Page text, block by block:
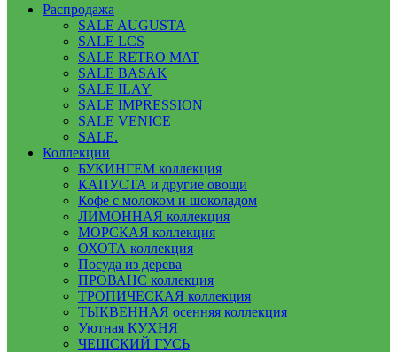
Распродажа
SALE AUGUSTA
SALE LCS
SALE RETRO MAT
SALE BASAK
SALE ILAY
SALE IMPRESSION
SALE VENICE
SALE.
Коллекции
БУКИНГЕМ коллекция
КАПУСТА и другие овощи
Кофе с молоком и шоколадом
ЛИМОННАЯ коллекция
МОРСКАЯ коллекция
ОХОТА коллекция
Посуда из дерева
ПРОВАНС коллекция
ТРОПИЧЕСКАЯ коллекция
ТЫКВЕННАЯ осенняя коллекция
Уютная КУХНЯ
ЧЕШСКИЙ ГУСЬ